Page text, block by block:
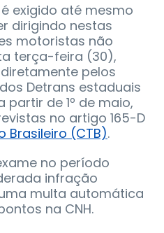
exigido até mesmo
dirigindo nestas
motoristas não
terça-feira (30),
pelos
Detrans estaduais
de 1º de maio,
no artigo 165-D
Brasileiro (CTB).
no período
infração
multa automática
na CNH.